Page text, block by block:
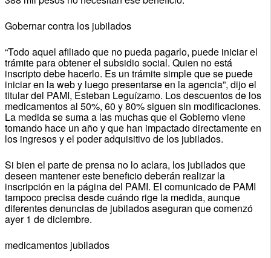
Gobernar contra los jubilados
“Todo aquel afiliado que no pueda pagarlo, puede iniciar el
trámite para obtener el subsidio social. Quien no está
inscripto debe hacerlo. Es un trámite simple que se puede
iniciar en la web y luego presentarse en la agencia”, dijo el
titular del PAMI, Esteban Leguízamo. Los descuentos de los
medicamentos al 50%, 60 y 80% siguen sin modificaciones.
La medida se suma a las muchas que el Gobierno viene
tomando hace un año y que han impactado directamente en
los ingresos y el poder adquisitivo de los jubilados.
Si bien el parte de prensa no lo aclara, los jubilados que
deseen mantener este beneficio deberán realizar la
inscripción en la página del PAMI. El comunicado de PAMI
tampoco precisa desde cuándo rige la medida, aunque
diferentes denuncias de jubilados aseguran que comenzó
ayer 1 de diciembre.
medicamentos jubilados